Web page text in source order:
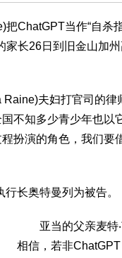
当作“自杀
长26日到旧金山加
夫妇打官司的律
不知多少青少年也以
扮演的角色，我们要
长奥特曼列为被告。
亚当的父亲麦特‧
相信，若非